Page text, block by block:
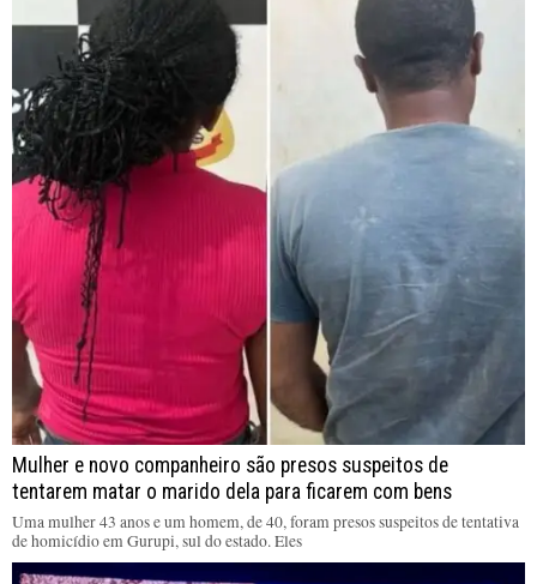
Mulher e novo companheiro são presos suspeitos de
tentarem matar o marido dela para ficarem com bens
Uma mulher 43 anos e um homem, de 40, foram presos suspeitos de tentativa
de homicídio em Gurupi, sul do estado. Eles